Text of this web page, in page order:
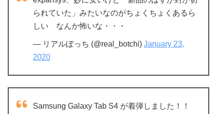
られていた」みたいなのがちょくちょくあるら
しい なんか怖いな・・・
— リアルぼっち (@real_botchi) January 23,
2020
Samsung Galaxy Tab S4 が着弾しました！！